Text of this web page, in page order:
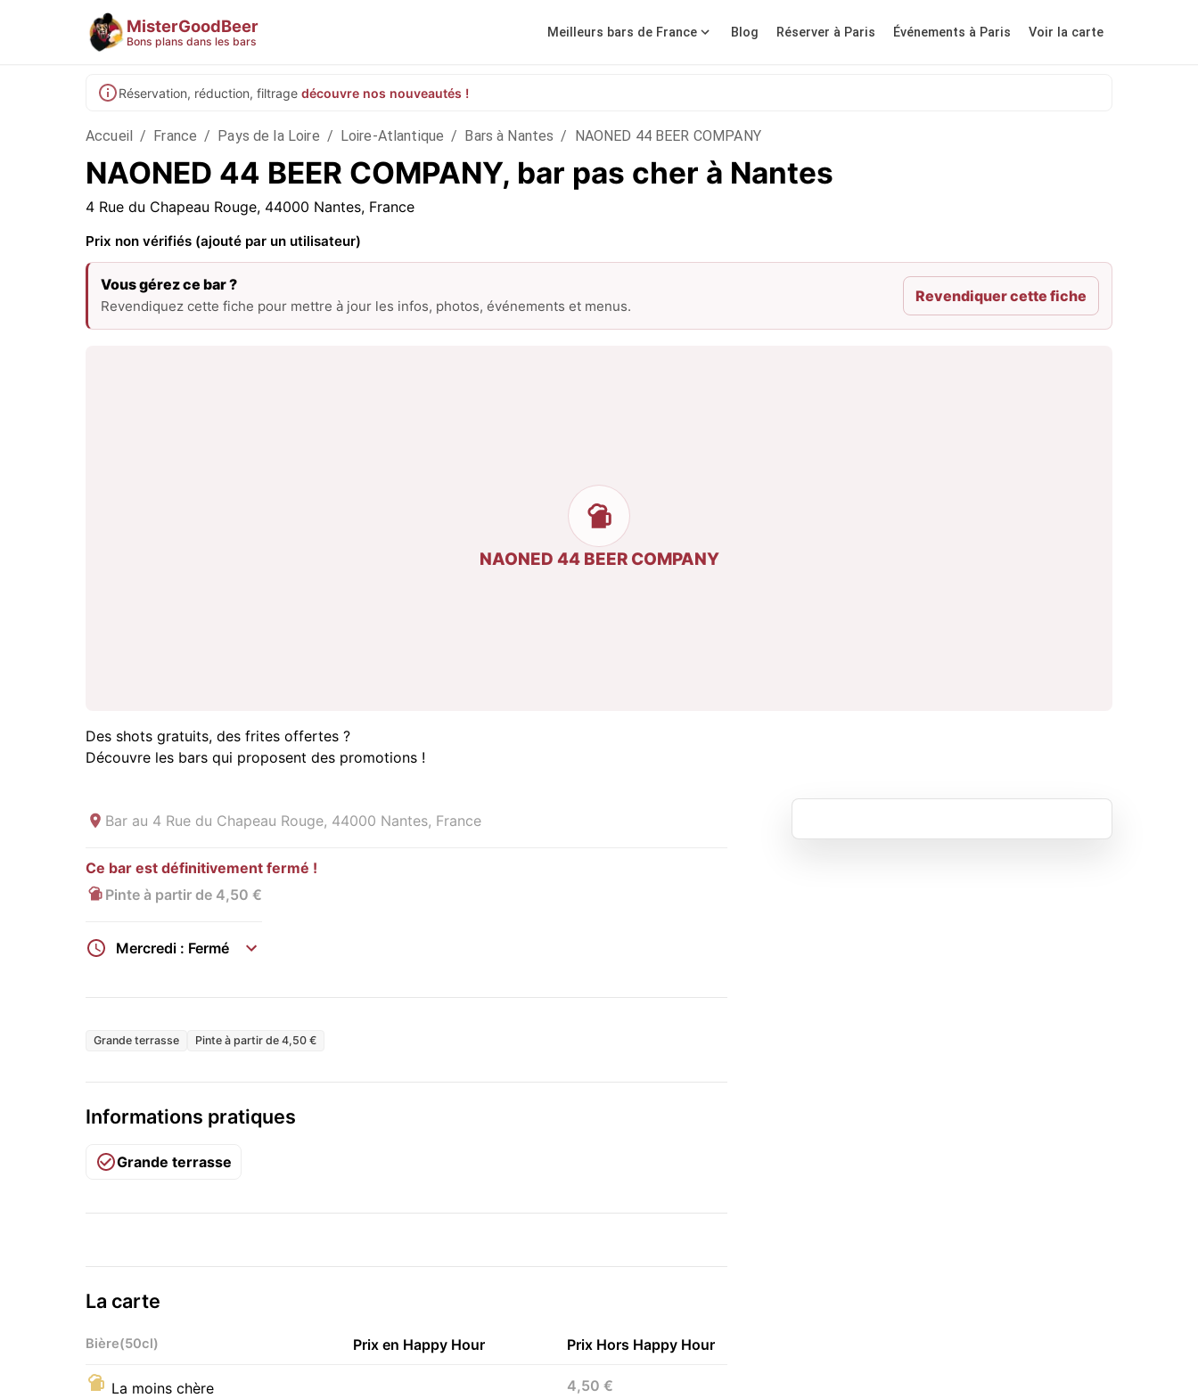
MisterGoodBeer
Bons plans dans les bars
Meilleurs bars de France Blog Réserver à Paris Événements à Paris Voir la carte
Réservation, réduction, filtrage découvre nos nouveautés !
Accueil / France / Pays de la Loire / Loire-Atlantique / Bars à Nantes / NAONED 44 BEER COMPANY
NAONED 44 BEER COMPANY, bar pas cher à Nantes
4 Rue du Chapeau Rouge, 44000 Nantes, France
Prix non vérifiés (ajouté par un utilisateur)
Vous gérez ce bar ?
Revendiquez cette fiche pour mettre à jour les infos, photos, événements et menus.
Revendiquer cette fiche
NAONED 44 BEER COMPANY
Des shots gratuits, des frites offertes ?
Découvre les bars qui proposent des promotions !
Bar au 4 Rue du Chapeau Rouge, 44000 Nantes, France
Ce bar est définitivement fermé !
Pinte à partir de 4,50 €
Mercredi : Fermé
Grande terrasse Pinte à partir de 4,50 €
Informations pratiques
Grande terrasse
La carte
Bière(50cl) Prix en Happy Hour Prix Hors Happy Hour
La moins chère 4,50 €